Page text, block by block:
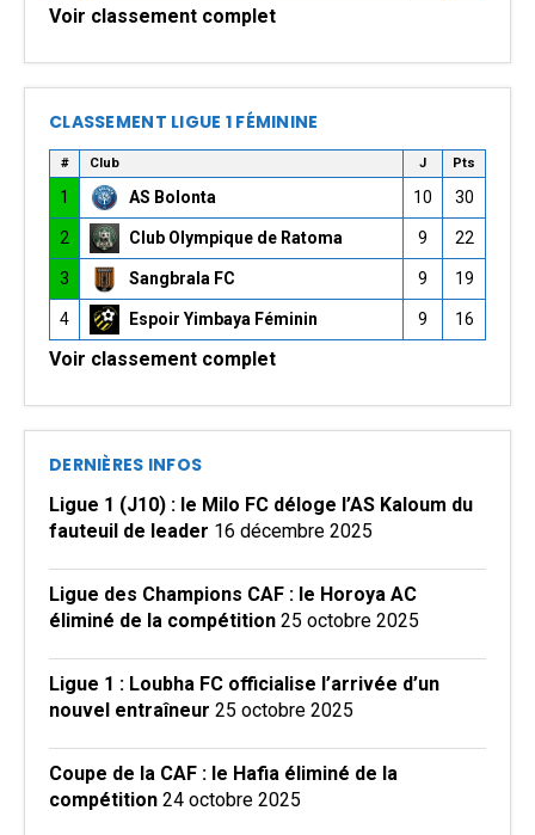
Voir classement complet
CLASSEMENT LIGUE 1 FÉMININE
# Club J Pts
1 AS Bolonta 10 30
2 Club Olympique de Ratoma 9 22
3 Sangbrala FC 9 19
4 Espoir Yimbaya Féminin 9 16
Voir classement complet
DERNIÈRES INFOS
Ligue 1 (J10) : le Milo FC déloge l’AS Kaloum du
fauteuil de leader 16 décembre 2025
Ligue des Champions CAF : le Horoya AC
éliminé de la compétition 25 octobre 2025
Ligue 1 : Loubha FC officialise l’arrivée d’un
nouvel entraîneur 25 octobre 2025
Coupe de la CAF : le Hafia éliminé de la
compétition 24 octobre 2025